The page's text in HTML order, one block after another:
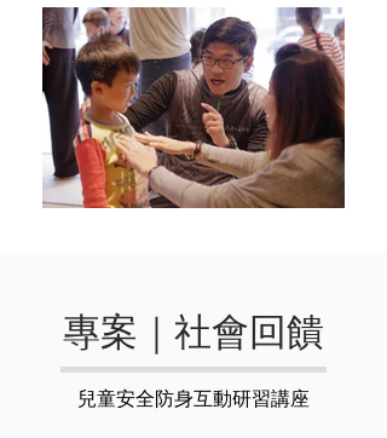
專案｜社會回饋
兒童安全防身互動研習講座